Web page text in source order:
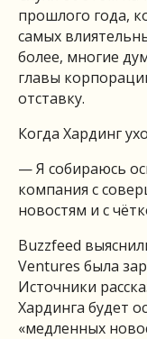
прошлого года,
самых
более, многие
главы
отставку.
Когда Хардинг
— Я собираюсь
компания с
новостям и с
Buzzfeed
Ventures была
Источники
Хардинга будет
«медленных